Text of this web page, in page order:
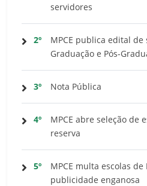
servidores
2º
MPCE publica edital
Graduação e Pós-
3º Nota Pública
4º
MPCE abre seleção de
reserva
5º
MPCE multa escolas
publicidade enganosa